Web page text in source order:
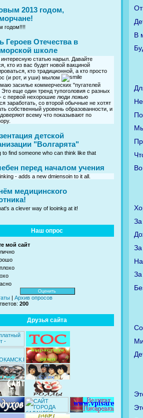
2013 годом,
годом!!!!
Героев Отечества в
школе
статью нарыл. Давайте
кто из вас будет новой вакциной
кто традиционной, а кто просто
(и рот, и уши) мылом
засилье коммерческих "пугателей
Это еще один тренд тупоголовия с разных
с первой нехорошие люди ложью
заработать, со второй обычные не хотят
собственный уровень образованности, и
всему что показывают по
детской
"Волгарята"
to find someone who can think like that
перед началом учения
- adds a new dmiensoin to it all.
медицинского
a clever way of looinkg at it!
Наш опрос
мой сайт
Архив опросов
200
Друзья сайта
В
За